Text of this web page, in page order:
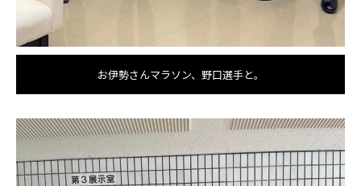
お伊勢さんマラソン、野口選手と。